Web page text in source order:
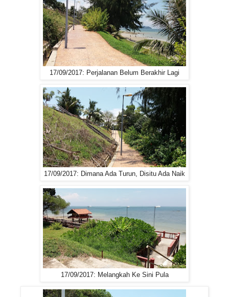
17/09/2017: Perjalanan Belum Berakhir Lagi
17/09/2017: Dimana Ada Turun, Disitu Ada Naik
17/09/2017: Melangkah Ke Sini Pula